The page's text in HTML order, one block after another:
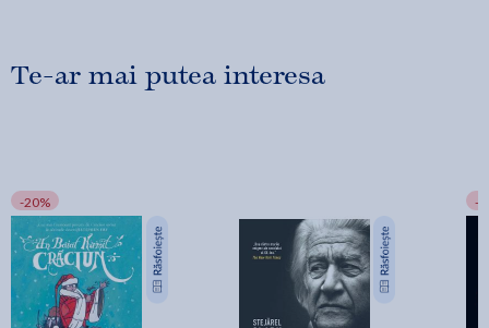
Te-ar mai putea interesa
-20% -